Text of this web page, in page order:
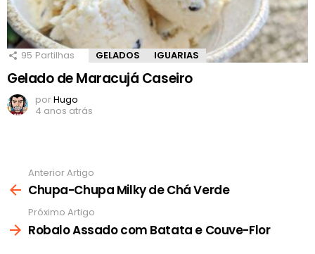
95 Partilhas GELADOS IGUARIAS
Gelado de Maracujá Caseiro
porHugo
4 anos atrás
mais
Anterior Artigo
Chupa-Chupa Milky de Chá Verde
Próximo Artigo
Robalo Assado com Batata e Couve-Flor